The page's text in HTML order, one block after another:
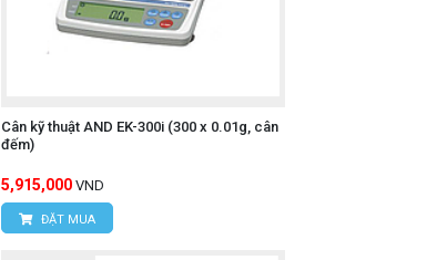
Cân kỹ thuật AND EK-300i (300 x 0.01g, cân
đếm)
5,915,000 VND
ĐẶT MUA